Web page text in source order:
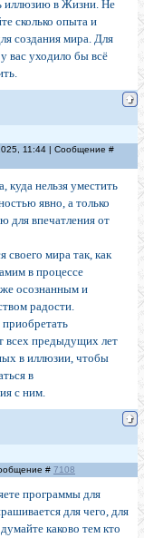
иллюзию в Жизни. Не
сколько опыта и
создания мира. Для
вас уходило бы всё
11:44 | Сообщение #
нельзя уместить
явно, а только
для впечатления от
своего мира так, как
в процессе
осознанным и
радости.
приобретать
всех предыдущих лет
в иллюзии, чтобы
в
с ним.
# 7108
программы для
для чего, для
каково тем кто